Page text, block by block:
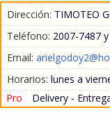
Dirección: TIMOTEO
Teléfono: 2007-7487
Email:
Horarios: lunes a
Pro
Delivery -